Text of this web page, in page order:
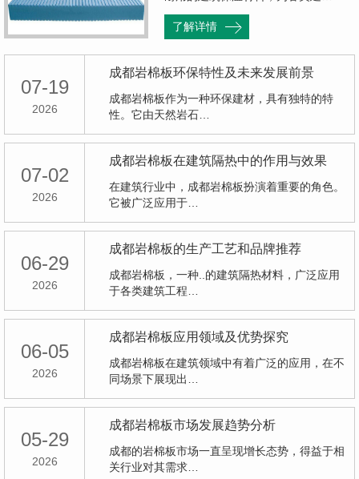
了解详情
07-19
2026
成都岩棉板环保特性及未来发展前景
成都岩棉板作为一种环保建材，具有独特的特
性。它由天然岩石…
07-02
2026
成都岩棉板在建筑隔热中的作用与效果
在建筑行业中，成都岩棉板扮演着重要的角色。
它被广泛应用于…
06-29
2026
成都岩棉板的生产工艺和品牌推荐
成都岩棉板，一种..的建筑隔热材料，广泛应用
于各类建筑工程…
06-05
2026
成都岩棉板应用领域及优势探究
成都岩棉板在建筑领域中有着广泛的应用，在不
同场景下展现出…
05-29
2026
成都岩棉板市场发展趋势分析
成都的岩棉板市场一直呈现增长态势，得益于相
关行业对其需求…